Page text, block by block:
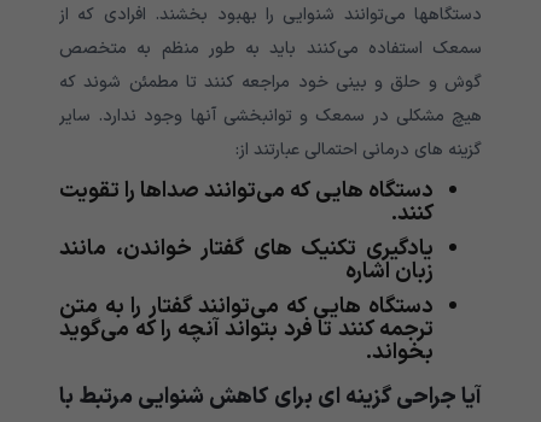
دستگاهها می‌‌‌‌‌‌‌‌‌‌‌‌‌‌‌‌‌‌‌‌‌‌‌‌‌‌‌‌‌‌‌‌‌‌‌‌‌توانند شنوایی را بهبود بخشند. افرادی که از
سمعک استفاده می‌‌‌‌‌‌‌‌‌‌‌‌‌‌‌‌‌‌‌‌‌‌‌‌‌‌‌‌‌‌‌‌‌‌‌‌‌کنند باید به طور منظم به متخصص
گوش و حلق و بینی خود مراجعه کنند تا مطمئن شوند که
هیچ مشکلی در سمعک و توانبخشی آنها وجود ندارد. سایر
گزینه های درمانی احتمالی عبارتند از:
دستگاه هایی که می‌‌‌‌‌‌‌‌‌‌‌‌‌‌‌‌‌‌‌‌‌‌‌‌‌‌‌‌‌‌‌‌‌‌‌‌‌توانند صداها را تقویت
کنند.
یادگیری تکنیک های گفتار خواندن، مانند
زبان اشاره
دستگاه هایی که می‌‌‌‌‌‌‌‌‌‌‌‌‌‌‌‌‌‌‌‌‌‌‌‌‌‌‌‌‌‌‌‌‌‌‌‌‌توانند گفتار را به متن
ترجمه کنند تا فرد بتواند آنچه را که می‌‌‌‌‌‌‌‌‌‌‌‌‌‌‌‌‌‌‌‌‌‌‌‌‌‌‌‌‌‌‌‌‌‌‌‌‌گوید
بخواند.
آیا جراحی گزینه ای برای کاهش شنوایی مرتبط با